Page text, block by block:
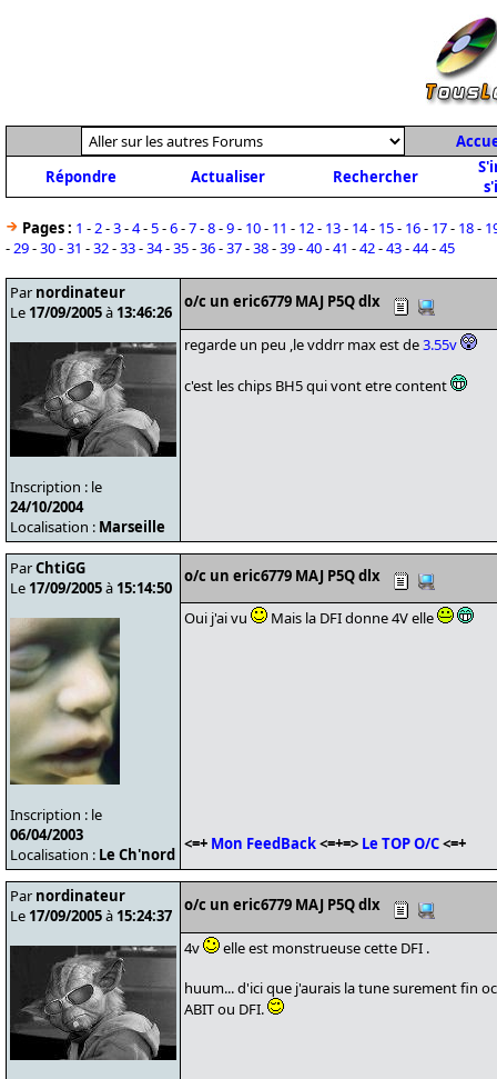
Répondre
Actualiser Rechercher
Pages : 1 -2-3-4-5-6-7-8-9- 10- 11 - 12- 13- 14- 15- 16- 17- 18-
-29-30-31 -32-33-34-35-36-37-38-39-40-41 -42-43-44-45
Par nordinateur
Le 17/09/2005à 13:46:26
Inscription : le
24/10/2004
Localisation : Marseille
o/c un eric6779 MAJ P5Q dlx
regarde un peu ,le vddrr max est de3.55v
c'est les chips BH5 qui vont etre content
ParChtiGG
Le 17/09/2005à 15:14:50
Inscription : le
06/04/2003
Localisation : Le Ch'nord
o/c un eric6779 MAJ P5Q dlx
Oui j'ai vu Mais la DFI donne 4V elle
<=+ Mon FeedBack<=+=> Le TOP O/C<=+
Par nordinateur
Le 17/09/2005à 15:24:37
o/c un eric6779 MAJ P5Q dlx
4v
elle est monstrueuse cette DFI .
huum... d'ici que j'aurais la tune surement fin
ABIT ou DFI.